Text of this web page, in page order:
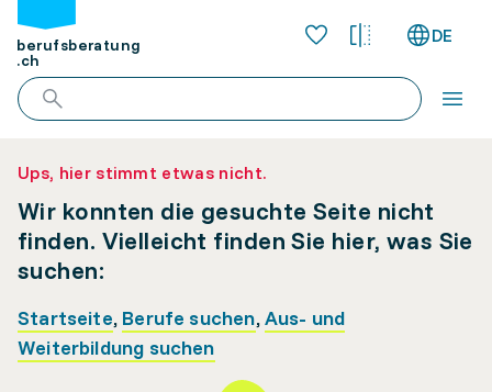
berufsberatung
.ch
DE
Ups, hier stimmt etwas nicht.
Wir konnten die gesuchte Seite nicht
finden. Vielleicht finden Sie hier, was Sie
suchen:
Startseite, Berufe suchen,Aus- und
Weiterbildung suchen